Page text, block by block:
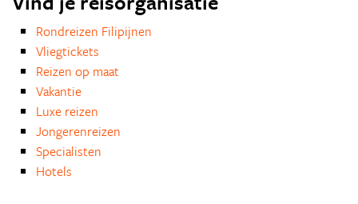
Rondreizen Filipijnen
Vliegtickets
Reizen op maat
Vakantie
Luxe reizen
Jongerenreizen
Specialisten
Hotels